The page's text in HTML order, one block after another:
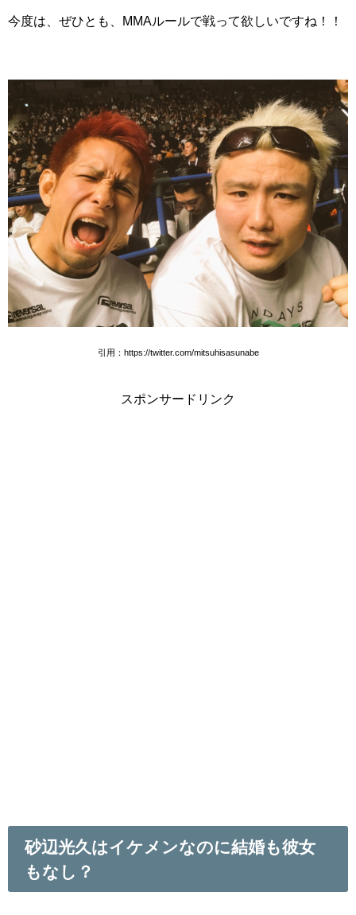
今度は、ぜひとも、MMAルールで戦って欲しいですね！！
引用：https://twitter.com/mitsuhisasunabe
スポンサードリンク
砂辺光久はイケメンなのに結婚も彼女
もなし？